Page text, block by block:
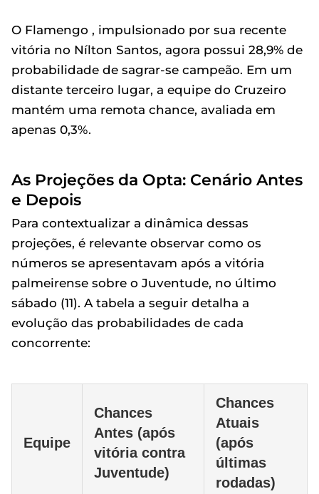
O Flamengo , impulsionado por sua recente
vitória no Nílton Santos, agora possui 28,9% de
probabilidade de sagrar-se campeão. Em um
distante terceiro lugar, a equipe do Cruzeiro
mantém uma remota chance, avaliada em
apenas 0,3%.
As Projeções da Opta: Cenário Antes
e Depois
Para contextualizar a dinâmica dessas
projeções, é relevante observar como os
números se apresentavam após a vitória
palmeirense sobre o Juventude, no último
sábado (11). A tabela a seguir detalha a
evolução das probabilidades de cada
concorrente:
Equipe
Chances
Antes (após
vitória contra
Juventude)
Chances
Atuais
(após
últimas
rodadas)